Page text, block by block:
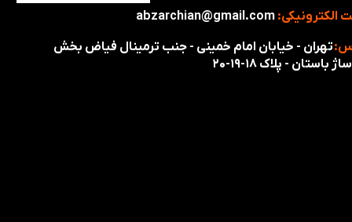
تهران - خیابان امام خمینی - جنب ترمینال فیاض بخش
باستان - پلاک ۱۸-۱۹-۲۰
الکترونیکی: abzarchian@gmail.com